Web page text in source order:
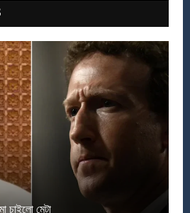
চাইলো মেটা